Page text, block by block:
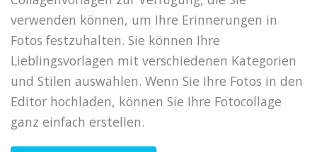
verwenden können, um Ihre Erinnerungen in
Fotos festzuhalten. Sie können Ihre
Lieblingsvorlagen mit verschiedenen Kategorien
und Stilen auswählen. Wenn Sie Ihre Fotos in den
Editor hochladen, können Sie Ihre Fotocollage
ganz einfach erstellen.